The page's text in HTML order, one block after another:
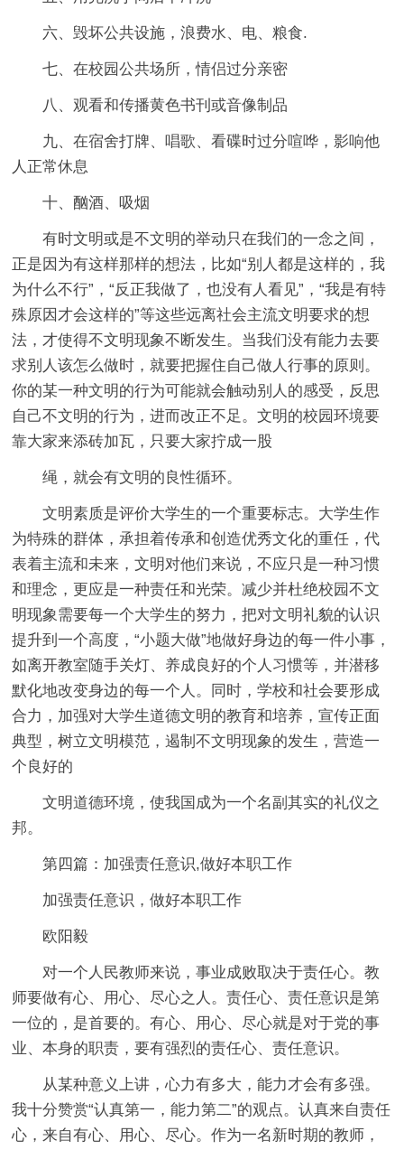
六、毁坏公共设施，浪费水、电、粮食.
七、在校园公共场所，情侣过分亲密
八、观看和传播黄色书刊或音像制品
九、在宿舍打牌、唱歌、看碟时过分喧哗，影响他
人正常休息
十、酗酒、吸烟
有时文明或是不文明的举动只在我们的一念之间，
正是因为有这样那样的想法，比如“别人都是这样的，我
为什么不行”，“反正我做了，也没有人看见”，“我是有特
殊原因才会这样的”等这些远离社会主流文明要求的想
法，才使得不文明现象不断发生。当我们没有能力去要
求别人该怎么做时，就要把握住自己做人行事的原则。
你的某一种文明的行为可能就会触动别人的感受，反思
自己不文明的行为，进而改正不足。文明的校园环境要
靠大家来添砖加瓦，只要大家拧成一股
绳，就会有文明的良性循环。
文明素质是评价大学生的一个重要标志。大学生作
为特殊的群体，承担着传承和创造优秀文化的重任，代
表着主流和未来，文明对他们来说，不应只是一种习惯
和理念，更应是一种责任和光荣。减少并杜绝校园不文
明现象需要每一个大学生的努力，把对文明礼貌的认识
提升到一个高度，“小题大做”地做好身边的每一件小事，
如离开教室随手关灯、养成良好的个人习惯等，并潜移
默化地改变身边的每一个人。同时，学校和社会要形成
合力，加强对大学生道德文明的教育和培养，宣传正面
典型，树立文明模范，遏制不文明现象的发生，营造一
个良好的
文明道德环境，使我国成为一个名副其实的礼仪之
邦。
第四篇：加强责任意识,做好本职工作
加强责任意识，做好本职工作
欧阳毅
对一个人民教师来说，事业成败取决于责任心。教
师要做有心、用心、尽心之人。责任心、责任意识是第
一位的，是首要的。有心、用心、尽心就是对于党的事
业、本身的职责，要有强烈的责任心、责任意识。
从某种意义上讲，心力有多大，能力才会有多强。
我十分赞赏“认真第一，能力第二”的观点。认真来自责任
心，来自有心、用心、尽心。作为一名新时期的教师，